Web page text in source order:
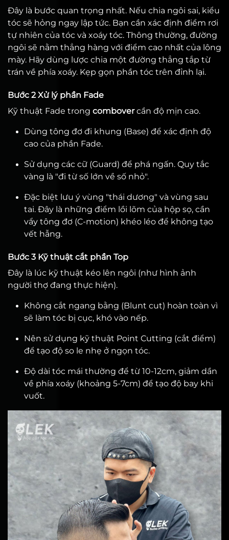
Đây là bước quan trọng nhất. Nếu chia ngôi sai, kiểu
tóc sẽ hỏng ngay lập tức. Bạn cần xác định điểm rơi
tự nhiên của tóc và xoáy tóc. Thông thường, đường
ngôi sẽ nằm thẳng hàng với điểm cao nhất của lông
mày. Hãy dùng lược chia một đường thẳng tắp từ
trán về phía xoáy. Kẹp gọn phần tóc trên đỉnh lại.
Bước 2 Xử lý phần Fade
Kỹ thuật Fade trong combovercần độ mịn cao.
Dùng tông đơ đi khung (Base) để xác định độ
cao của phần Fade.
Sử dụng các cữ (Guard) để phá ngấn. Quy tắc
vàng là "đi từ số lớn về số nhỏ".
Đặc biệt lưu ý vùng "thái dương" và vùng sau
tai. Đây là những điểm lồi lõm của hộp sọ, cần
vẩy tông đơ (C-motion) khéo léo để không tạo
vết hẫng.
Bước 3 Kỹ thuật cắt phần Top
Đây là lúc kỹ thuật kéo lên ngôi (như hình ảnh
người thợ đang thực hiện).
Không cắt ngang bằng (Blunt cut) hoàn toàn vì
sẽ làm tóc bị cục, khó vào nếp.
Nên sử dụng kỹ thuật Point Cutting (cắt điểm)
để tạo độ so le nhẹ ở ngọn tóc.
Độ dài tóc mái thường để từ 10-12cm, giảm dần
về phía xoáy (khoảng 5-7cm) để tạo độ bay khi
vuốt.